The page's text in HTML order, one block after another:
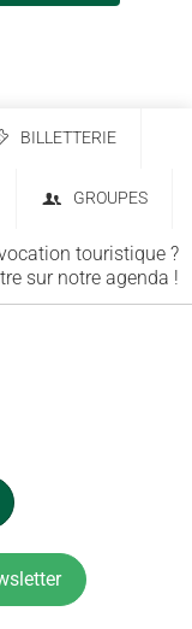
BILLETTERIE
GROUPES
touristique ?
sur notre agenda !